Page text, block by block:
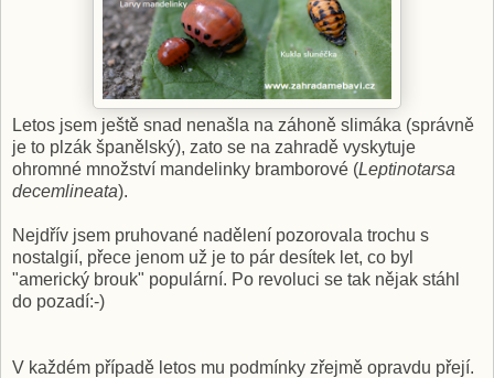
Letos jsem ještě snad nenašla na záhoně slimáka (správně
je to plzák španělský), zato se na zahradě vyskytuje
ohromné množství mandelinky bramborové (Leptinotarsa
decemlineata).
Nejdřív jsem pruhované nadělení pozorovala trochu s
nostalgií, přece jenom už je to pár desítek let, co byl
"americký brouk" populární. Po revoluci se tak nějak stáhl
do pozadí:-)
V každém případě letos mu podmínky zřejmě opravdu přejí.